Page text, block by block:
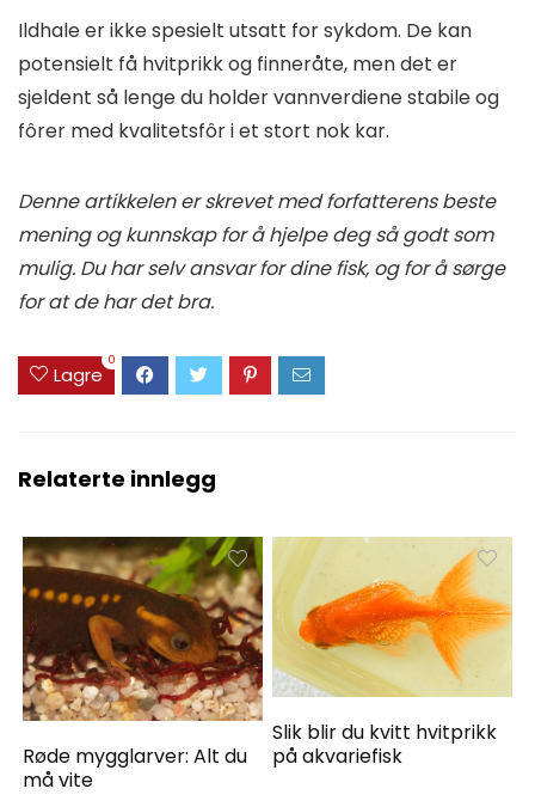
Ildhale er ikke spesielt utsatt for sykdom. De kan
potensielt få hvitprikk og finneråte, men det er
sjeldent så lenge du holder vannverdiene stabile og
fôrer med kvalitetsfôr i et stort nok kar.
Denne artikkelen er skrevet med forfatterens beste
mening og kunnskap for å hjelpe deg så godt som
mulig. Du har selv ansvar for dine fisk, og for å sørge
for at de har det bra.
Lagre
0
Relaterte innlegg
Røde mygglarver: Alt du
må vite
Slik blir du kvitt hvitprikk
på akvariefisk